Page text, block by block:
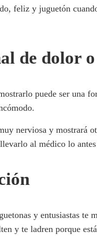
feliz y juguetón
de dolor
puede ser una
nerviosa y mostrará
al médico lo
y entusiastas te
y te ladren porque